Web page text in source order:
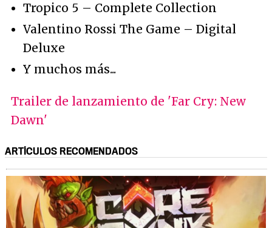
Tropico 5 – Complete Collection
Valentino Rossi The Game – Digital
Deluxe
Y muchos más...
Trailer de lanzamiento de 'Far Cry: New
Dawn'
ARTÍCULOS RECOMENDADOS